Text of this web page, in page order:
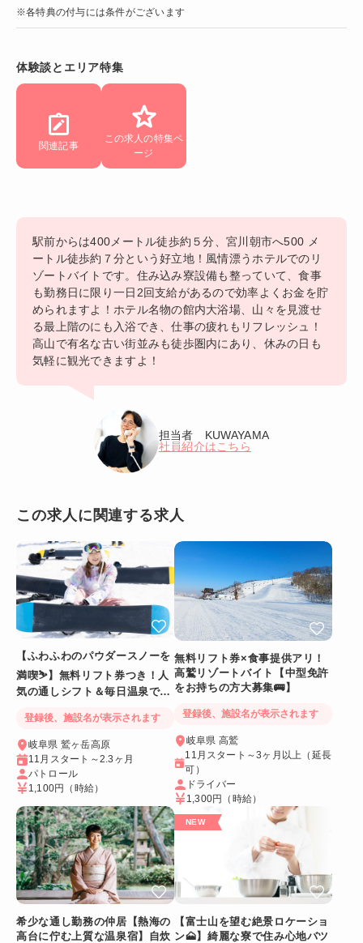
※各特典の付与には条件がございます
体験談とエリア特集
関連記事
この求人の特集ペ
ージ
駅前からは400メートル徒歩約５分、宮川朝市へ500 メ
ートル徒歩約７分という好立地！風情漂うホテルでのリ
ゾートバイトです。住み込み寮設備も整っていて、食事
も勤務日に限り一日2回支給があるので効率よくお金を貯
められますよ！ホテル名物の館内大浴場、山々を見渡せ
る最上階のにも入浴でき、仕事の疲れもリフレッシュ！
高山で有名な古い街並みも徒歩圏内にあり、休みの日も
気軽に観光できますよ！
担当者 KUWAYAMA
社員紹介はこちら
この求人に関連する求人
【ふわふわのパウダースノーを
満喫⛷️】無料リフト券つき！人
気の通しシフト＆毎日温泉でリ
登録後、施設名が表示されます
岐阜県 鷲ヶ岳高原
11月スタート～2.3ヶ月
パトロール
1,100円
（時給）
無料リフト券×食事提供アリ！
高鷲リゾートバイト【中型免許
をお持ちの方大募集🚌】
登録後、施設名が表示されます
岐阜県 高鷲
11月スタート～3ヶ月以上（延長
可）
ドライバー
1,300円
（時給）
希少な通し勤務の仲居【熱海の
高台に佇む上質な温泉宿】自炊
【富士山を望む絶景ロケーショ
ン🗻】綺麗な寮で住み心地バツ